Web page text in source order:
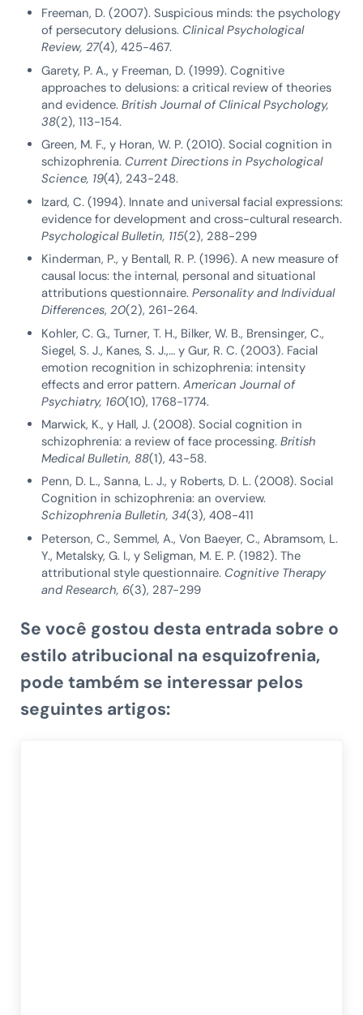
Freeman, D. (2007). Suspicious minds: the psychology
of persecutory delusions. Clinical Psychological
Review, 27(4), 425-467.
Garety, P. A., y Freeman, D. (1999). Cognitive
approaches to delusions: a critical review of theories
and evidence. British Journal of Clinical Psychology,
38(2), 113-154.
Green, M. F., y Horan, W. P. (2010). Social cognition in
schizophrenia. Current Directions in Psychological
Science, 19(4), 243-248.
Izard, C. (1994). Innate and universal facial expressions:
evidence for development and cross-cultural research.
Psychological Bulletin, 115(2), 288-299
Kinderman, P., y Bentall, R. P. (1996). A new measure of
causal locus: the internal, personal and situational
attributions questionnaire. Personality and Individual
Differences, 20(2), 261-264.
Kohler, C. G., Turner, T. H., Bilker, W. B., Brensinger, C.,
Siegel, S. J., Kanes, S. J.,… y Gur, R. C. (2003). Facial
emotion recognition in schizophrenia: intensity
effects and error pattern. American Journal of
Psychiatry, 160(10), 1768-1774.
Marwick, K., y Hall, J. (2008). Social cognition in
schizophrenia: a review of face processing. British
Medical Bulletin, 88(1), 43-58.
Penn, D. L., Sanna, L. J., y Roberts, D. L. (2008). Social
Cognition in schizophrenia: an overview.
Schizophrenia Bulletin, 34(3), 408-411
Peterson, C., Semmel, A., Von Baeyer, C., Abramsom, L.
Y., Metalsky, G. I., y Seligman, M. E. P. (1982). The
attributional style questionnaire. Cognitive Therapy
and Research, 6(3), 287-299
Se você gostou desta entrada sobre o
estilo atribucional na esquizofrenia,
pode também se interessar pelos
seguintes artigos: